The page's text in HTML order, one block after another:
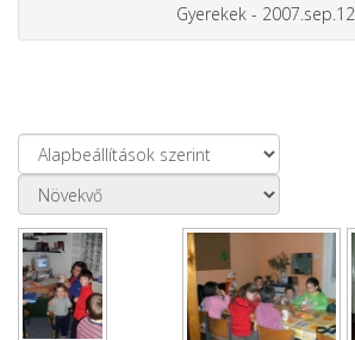
Gyerekek - 2007.sep.12.